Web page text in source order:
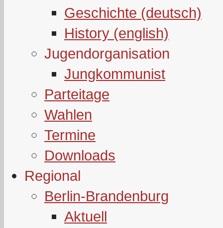
Geschichte (deutsch)
History (english)
Jugendorganisation
Jungkommunist
Parteitage
Wahlen
Termine
Downloads
Regional
Berlin-Brandenburg
Aktuell